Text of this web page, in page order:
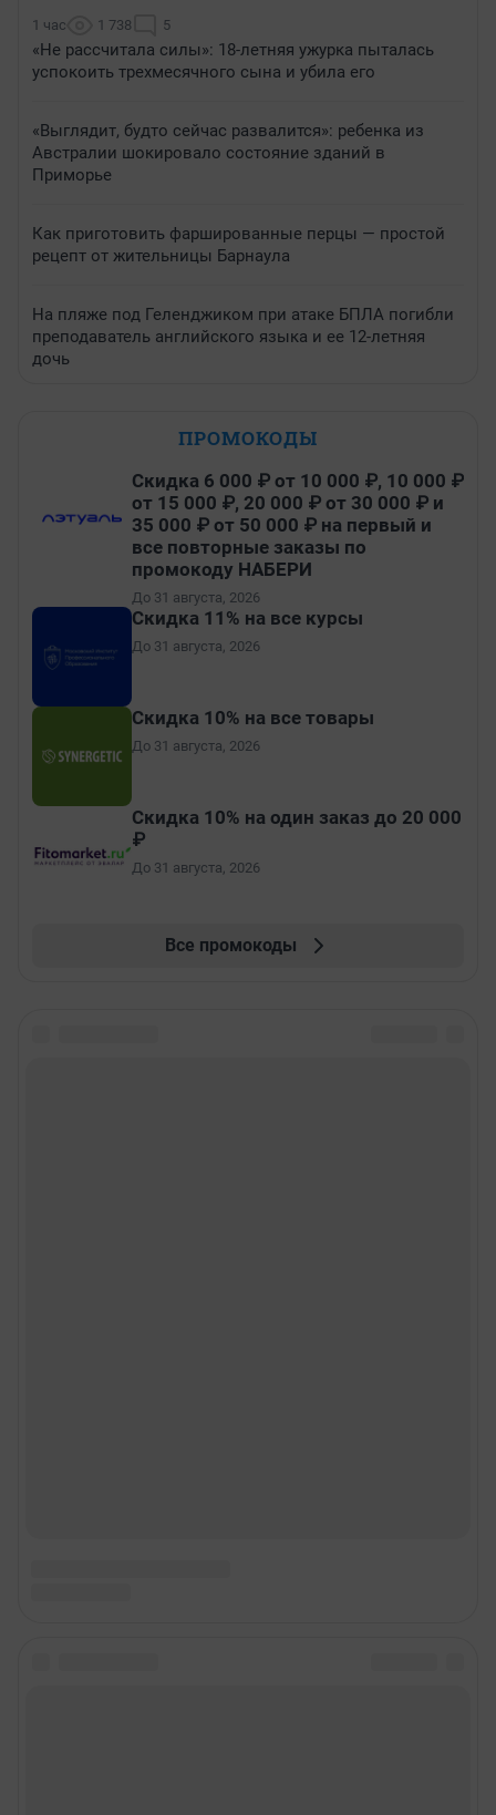
1 час 1 738 5
«Не рассчитала силы»: 18-летняя ужурка пыталась
успокоить трехмесячного сына и убила его
«Выглядит, будто сейчас развалится»: ребенка из
Австралии шокировало состояние зданий в
Приморье
Как приготовить фаршированные перцы — простой
рецепт от жительницы Барнаула
На пляже под Геленджиком при атаке БПЛА погибли
преподаватель английского языка и ее 12-летняя
дочь
ПРОМОКОДЫ
Скидка 6 000 ₽ от 10 000 ₽, 10 000 ₽
от 15 000 ₽, 20 000 ₽ от 30 000 ₽ и
35 000 ₽ от 50 000 ₽ на первый и
все повторные заказы по
промокоду НАБЕРИ
До 31 августа, 2026
Скидка 11% на все курсы
До 31 августа, 2026
Скидка 10% на все товары
До 31 августа, 2026
Скидка 10% на один заказ до 20 000
₽
До 31 августа, 2026
Все промокоды